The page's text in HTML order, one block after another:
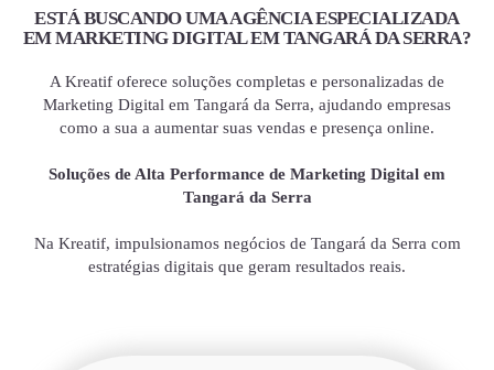
ESTÁ BUSCANDO UMA AGÊNCIA ESPECIALIZADA
EM MARKETING DIGITAL EM TANGARÁ DA SERRA?
A Kreatif oferece soluções completas e personalizadas de
Marketing Digital em Tangará da Serra, ajudando empresas
como a sua a aumentar suas vendas e presença online.
Soluções de Alta Performance de Marketing Digital em
Tangará da Serra
Na Kreatif, impulsionamos negócios de Tangará da Serra com
estratégias digitais que geram resultados reais.